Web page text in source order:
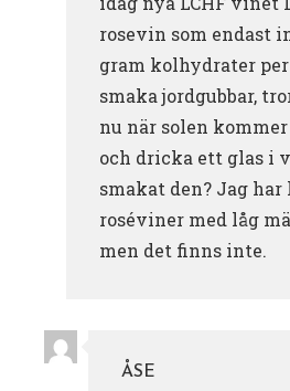
rosevin som endast
gram kolhydrater per
smaka jordgubbar,
nu när solen
och dricka ett glas i
smakat den? Jag
roséviner med låg
men det finns inte.
ÅSE